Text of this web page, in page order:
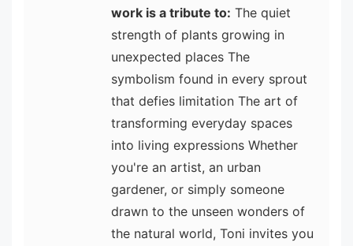
work is a tribute to: The quiet
strength of plants growing in
unexpected places The
symbolism found in every sprout
that defies limitation The art of
transforming everyday spaces
into living expressions Whether
you're an artist, an urban
gardener, or simply someone
drawn to the unseen wonders of
the natural world, Toni invites you